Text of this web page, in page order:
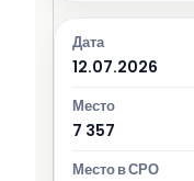
12.07.2026
7 357